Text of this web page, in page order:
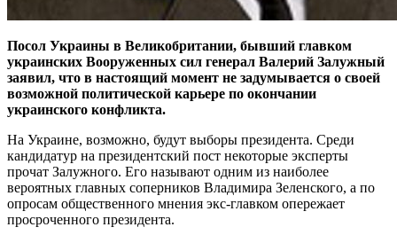
Посол Украины в Великобритании, бывший главком
украинских Вооруженных сил генерал Валерий Залужный
заявил, что в настоящий момент не задумывается о своей
возможной политической карьере по окончании
украинского конфликта.
На Украине, возможно, будут выборы президента. Среди
кандидатур на президентский пост некоторые эксперты
прочат Залужного. Его называют одним из наиболее
вероятных главных соперников Владимира Зеленского, а по
опросам общественного мнения экс-главком опережает
просроченного президента.